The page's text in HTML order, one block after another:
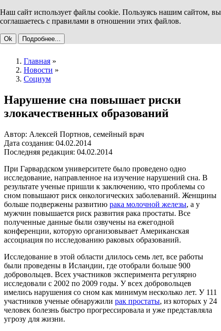
Наш сайт использует файлы cookie. Пользуясь нашим сайтом, вы
соглашаетесь с правилами в отношении этих файлов.
Ok Подробнее...
Главная »
Новости »
Социум
Нарушение сна повышает риски
злокачественных образований
Автор: Алексей Портнов, семейный врач
Дата создания: 04.02.2014
Последняя редакция: 04.02.2014
При Гарвардском университете было проведено одно
исследование, направленное на изучение нарушений сна. В
результате ученые пришли к заключению, что проблемы со
сном повышают риск онкологических заболеваний. Женщины
больше подвержены развитию рака молочной железы, а у
мужчин повышается риск развития рака простаты. Все
полученные данные были озвучены на ежегодной
конференции, которую организовывает Американская
ассоциация по исследованию раковых образований.
Исследование в этой области длилось семь лет, все работы
были проведены в Исландии, где отобрали больше 900
добровольцев. Всех участников эксперимента регулярно
исследовали с 2002 по 2009 годы. У всех добровольцев
имелись нарушения со сном как минимум несколько лет. У 111
участников ученые обнаружили рак простаты, из которых у 24
человек болезнь быстро прогрессировала и уже представляла
угрозу для жизни.